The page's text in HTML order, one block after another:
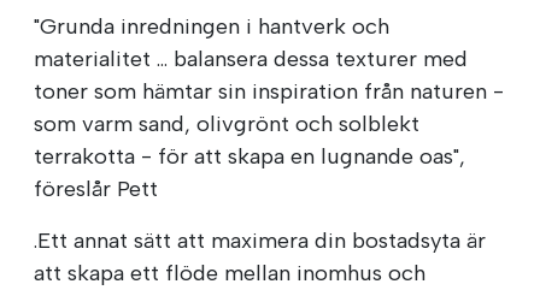
"Grunda inredningen i hantverk och
materialitet ... balansera dessa texturer med
toner som hämtar sin inspiration från naturen -
som varm sand, olivgrönt och solblekt
terrakotta - för att skapa en lugnande oas",
föreslår Pett
.Ett annat sätt att maximera din bostadsyta är
att skapa ett flöde mellan inomhus och